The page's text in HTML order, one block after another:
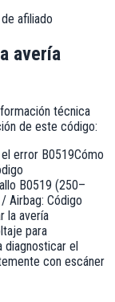
afiliado
avería
técnica
de este código:
error B0519Cómo
B0519 (250–
Airbag: Código
la avería
para
diagnosticar el
con escáner